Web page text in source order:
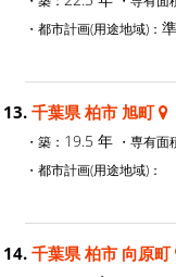
・都市計画(用途地域)：
13. 千葉県 柏市 旭町
・築： 19.5 年 ・専有面
・都市計画(用途地域)：
14. 千葉県 柏市 向原町